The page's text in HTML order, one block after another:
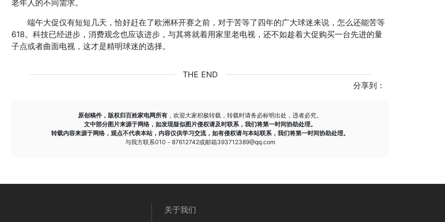
老年人的不同需求。
端午大促仅有短短几天，恰好赶在了欧洲杯开赛之前，对于苦等了四年的广大球迷来说，怎么还能苦等
618。科技已经进步，消费观念也应该进步，与其将就着用家里老电视，还不如趁着大促购买一台先进的量
子点或者曲面电视，这才是精明球迷的选择。
THE END
分享到：
原创稿件，版权归百姓家电网所有 ，欢迎大家积极转载，转载时请务必标明出处，违者必究。
文中部分图片来源于网络，如发现疑似图片侵权请及时联系，我们将第一时间协助处理。
转载内容来源于网络，观点不代表本站，内容仅供学习交流，如有侵权请与本站联系，我们将第一时间协助处理。
与我方联系010－87612742或邮箱393712389@qq.com
关于我们